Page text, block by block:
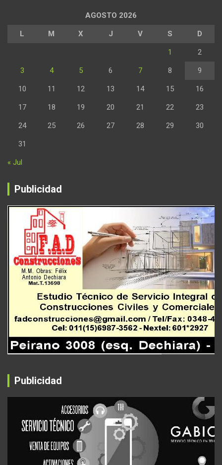
AGOSTO 2026
L M X J V S D
1 2
3 4 5 6 7 8 9
10 11 12 13 14 15 16
17 18 19 20 21 22 23
24 25 26 27 28 29 30
31
« Jul
Publicidad
Publicidad